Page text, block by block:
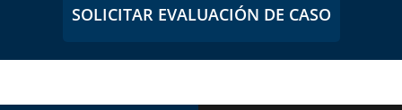
SOLICITAR EVALUACIÓN DE CASO